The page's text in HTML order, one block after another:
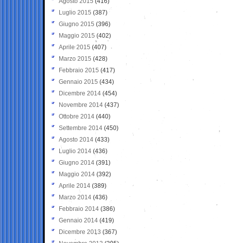
Luglio 2015 (387)
Giugno 2015 (396)
Maggio 2015 (402)
Aprile 2015 (407)
Marzo 2015 (428)
Febbraio 2015 (417)
Gennaio 2015 (434)
Dicembre 2014 (454)
Novembre 2014 (437)
Ottobre 2014 (440)
Settembre 2014 (450)
Agosto 2014 (433)
Luglio 2014 (436)
Giugno 2014 (391)
Maggio 2014 (392)
Aprile 2014 (389)
Marzo 2014 (436)
Febbraio 2014 (386)
Gennaio 2014 (419)
Dicembre 2013 (367)